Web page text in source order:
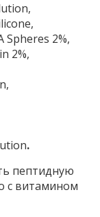
Spheres 2%,
2%,
.
пептидную
с витамином